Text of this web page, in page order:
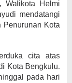
Walikota Helmi
mendatangi
Penurunan Kota
cita atas
Kota Bengkulu.
pada hari